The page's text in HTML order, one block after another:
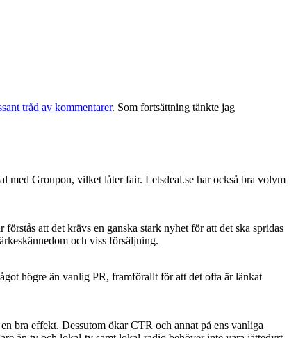
tråd av kommentarer. Som fortsättning tänkte jag
med Groupon, vilket låter fair. Letsdeal.se har också bra volym
att det krävs en ganska stark nyhet för att det ska spridas
och viss försäljning.
högre än vanlig PR, framförallt för att det ofta är länkat
bra effekt. Dessutom ökar CTR och annat på ens vanliga